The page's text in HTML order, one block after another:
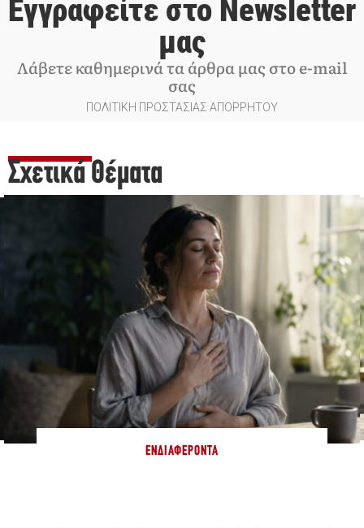
Εγγραφείτε στο Newsletter
μας
Λάβετε καθημερινά τα άρθρα μας στο e-mail
σας
ΠΟΛΙΤΙΚΗ ΠΡΟΣΤΑΣΙΑΣ ΑΠΟΡΡΗΤΟΥ
Σχετικά Θέματα
ΕΝΔΙΑΦΈΡΟΝΤΑ